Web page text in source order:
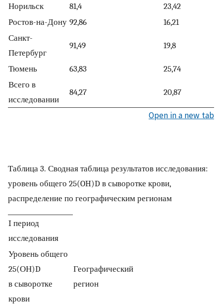
Норильск 81,4
23,42
Ростов-на-Дону 92,86
16,21
Санкт-
Петербург
91,49 19,8
Тюмень 63,83
25,74
Всего в
исследовании
84,27 20,87
Open in a new tab
Таблица 3. Сводная таблица результатов исследования:
уровень общего 25(OH)D в сыворотке крови,
распределение по географическим регионам
I период
исследования
Уровень общего
25(ОН)D
в сыворотке
крови
Географический
регион